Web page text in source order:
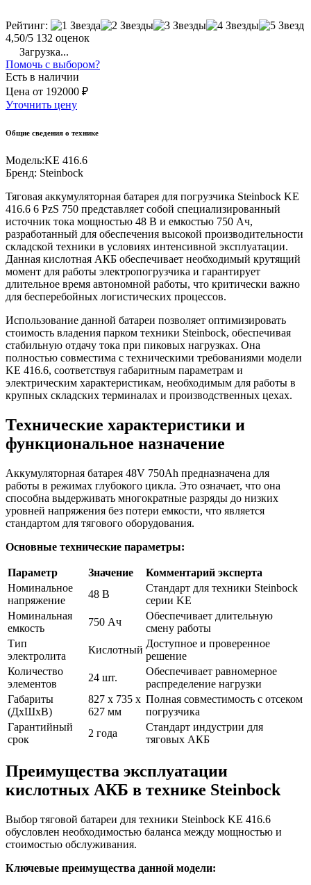
Рейтинг:
4,50/5 132 оценок
Загрузка...
Помочь с выбором?
Есть в наличии
Цена от 192000 ₽
Уточнить цену
Общие сведения о технике
Модель:KE 416.6
Бренд: Steinbock
Тяговая аккумуляторная батарея для погрузчика Steinbock KE
416.6 6 PzS 750 представляет собой специализированный
источник тока мощностью 48 В и емкостью 750 Ач,
разработанный для обеспечения высокой производительности
складской техники в условиях интенсивной эксплуатации.
Данная кислотная АКБ обеспечивает необходимый крутящий
момент для работы электропогрузчика и гарантирует
длительное время автономной работы, что критически важно
для бесперебойных логистических процессов.
Использование данной батареи позволяет оптимизировать
стоимость владения парком техники Steinbock, обеспечивая
стабильную отдачу тока при пиковых нагрузках. Она
полностью совместима с техническими требованиями модели
KE 416.6, соответствуя габаритным параметрам и
электрическим характеристикам, необходимым для работы в
крупных складских терминалах и производственных цехах.
Технические характеристики и
функциональное назначение
Аккумуляторная батарея 48V 750Ah предназначена для
работы в режимах глубокого цикла. Это означает, что она
способна выдерживать многократные разряды до низких
уровней напряжения без потери емкости, что является
стандартом для тягового оборудования.
Основные технические параметры:
Параметр Значение
Комментарий эксперта
Номинальное
напряжение
48 В
Стандарт для техники Steinbock
серии KE
Номинальная
емкость
750 Ач
Обеспечивает длительную
смену работы
Тип
электролита
Кислотный
Доступное и проверенное
решение
Количество
элементов
24 шт.
Обеспечивает равномерное
распределение нагрузки
Габариты
(ДхШхВ)
827 x 735 x
627 мм
Полная совместимость с отсеком
погрузчика
Гарантийный
срок
2 года
Стандарт индустрии для
тяговых АКБ
Преимущества эксплуатации
кислотных АКБ в технике Steinbock
Выбор тяговой батареи для техники Steinbock KE 416.6
обусловлен необходимостью баланса между мощностью и
стоимостью обслуживания.
Ключевые преимущества данной модели: